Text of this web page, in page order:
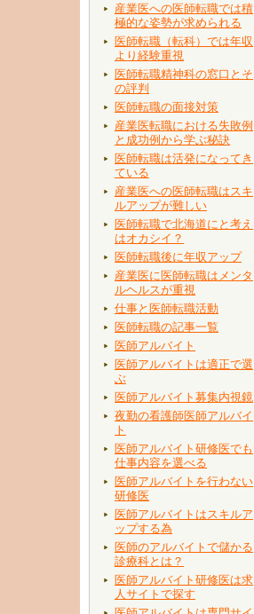
産業医への医師転職では積
極的な姿勢が求められる
医師転職（転科）では年収
より経験重視
医師転職精神科の窓口とそ
の評判
医師転職の面接対策
産業医転職における失敗例
と成功例から学ぶ秘訣
医師転職は活発になってき
ている
産業医への医師転職はスキ
ルアップが難しい
医師転職で北海道にと考え
はオカシイ？
医師転職後に年収アップ
産業医に医師転職はメンタ
ルヘルスが重視
仕事と医師転職活動
医師転職の記事一覧
医師アルバイト
医師アルバイトは適正で選
ぶ
医師アルバイト募集内視鏡
夜勤の看護師医師アルバイ
ト
医師アルバイト研修医でも
仕事内容を選べる
医師アルバイトを行わない
研修医
医師アルバイトはスキルア
ップする為
医師のアルバイトで儲かる
診療科とは？
医師アルバイト研修医は求
人サイトで探す